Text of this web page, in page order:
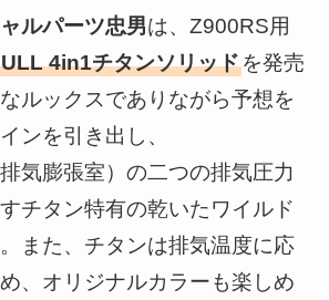
ルパーツ忠男は、Z900RS用
4in1チタンソリッドを発売
ルックスでありながら予想を
ンを引き出し、
気膨張室）の二つの排気圧力
チタン特有の乾いたワイルド
また、チタンは排気温度に応
、オリジナルカラーも楽しめ